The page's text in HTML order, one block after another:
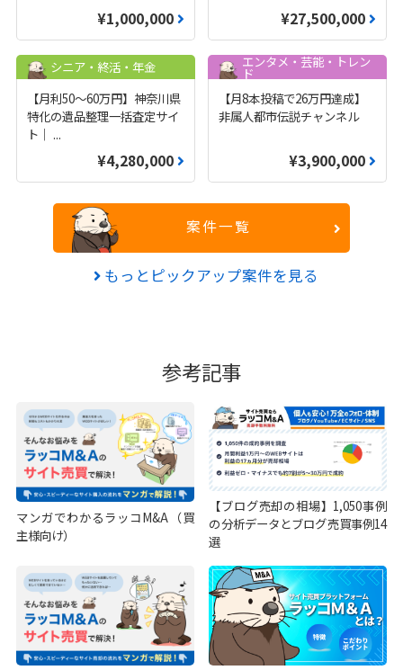
¥1,000,000 ¥27,500,000
シニア・終活・年金
【月利50〜60万円】神奈川県
特化の遺品整理一括査定サイ
ト｜ ...
¥4,280,000
エンタメ・芸能・トレン
ド
【月8本投稿で26万円達成】
非属人都市伝説チャンネル
¥3,900,000
案件一覧
もっとピックアップ案件を見る
参考記事
マンガでわかるラッコM&A（買
主様向け）
【ブログ売却の相場】1,050事例
の分析データとブログ売買事例14
選